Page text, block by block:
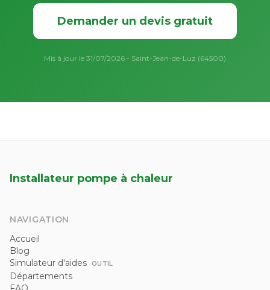
Demander un devis gratuit
Mis à jour le 31/07/2026 - Saint-Jean-de-Luz (64500)
Installateur pompe à chaleur
NAVIGATION
Accueil
Blog
Simulateur d'aides
OUTIL
Départements